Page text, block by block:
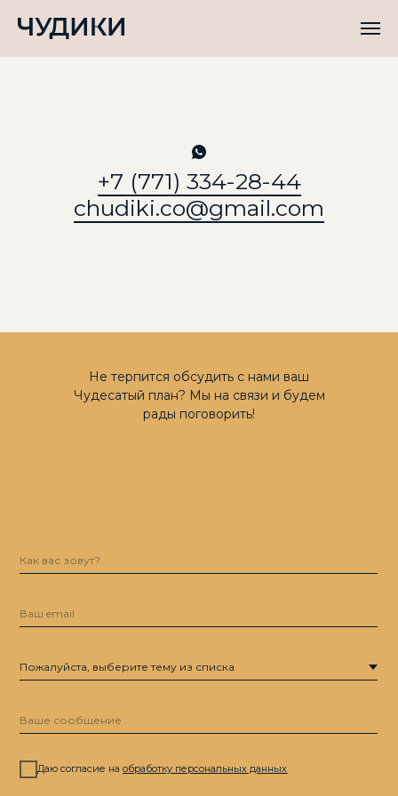
+7 (771) 334-28-44
chudiki.co@gmail.com
Не терпится обсудить с нами ваш
Чудесатый план? Мы на связи и будем
рады поговорить!
Даю согласие наобработку персональных данных